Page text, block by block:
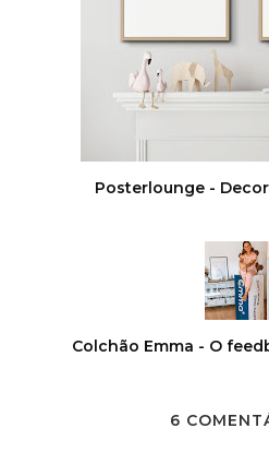
Posterlounge -
Colchão Emma - O
6